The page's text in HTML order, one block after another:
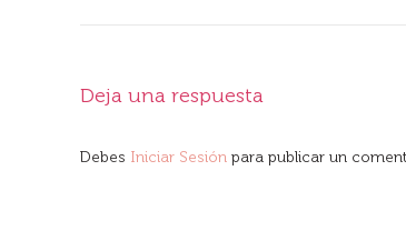
Deja una respuesta
Debes Iniciar Sesión para publicar un